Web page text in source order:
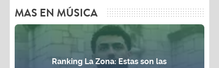
MAS EN MÚSICA
Ranking La Zona: Estas son las